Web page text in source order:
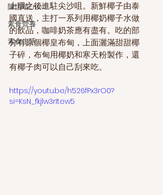
陳愷晴Erica
素食營養
素食生活
上環之後進駐尖沙咀。新鮮椰子由泰
國直送，主打一系列用椰奶椰子水做
的飲品，咖啡奶茶應有盡有。吃的部
分有原個椰皇布甸，上面灑滿甜甜椰
子碎，布甸用椰奶和寒天粉製作，還
有椰子肉可以自己刮來吃。
https://youtu.be/h526fPx3rO0?
si=KsN_fkjlw3rItew5